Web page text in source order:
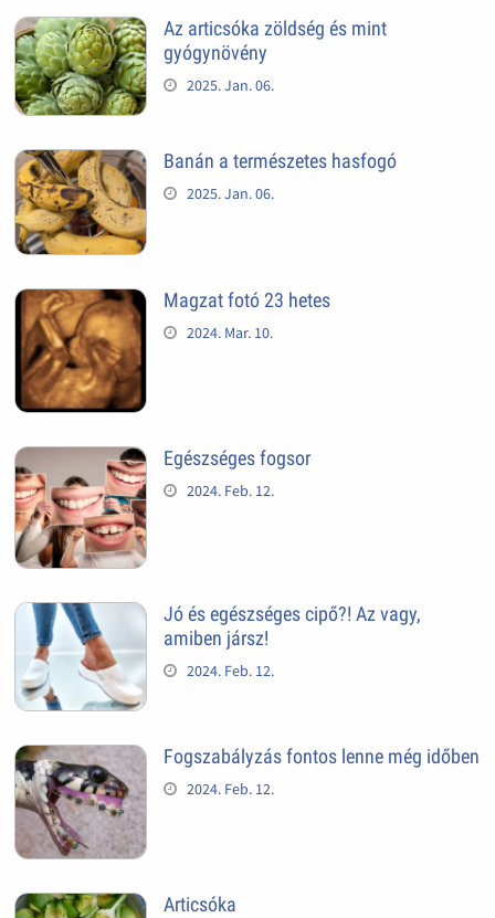
Az articsóka zöldség és mint
gyógynövény
2025. Jan. 06.
Banán a természetes hasfogó
2025. Jan. 06.
Magzat fotó 23 hetes
2024. Mar. 10.
Egészséges fogsor
2024. Feb. 12.
Jó és egészséges cipő?! Az vagy,
amiben jársz!
2024. Feb. 12.
Fogszabályzás fontos lenne még időben
2024. Feb. 12.
Articsóka